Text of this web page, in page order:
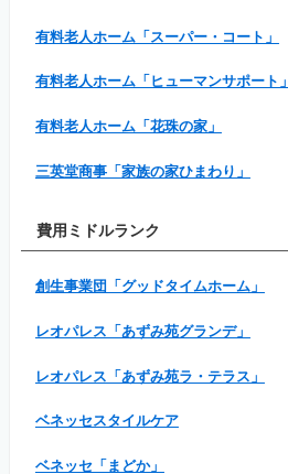
有料老人ホーム「スーパー・コート」
有料老人ホーム「ヒューマンサポート」
有料老人ホーム「花珠の家」
三英堂商事「家族の家ひまわり」
費用ミドルランク
創生事業団「グッドタイムホーム」
レオパレス「あずみ苑グランデ」
レオパレス「あずみ苑ラ・テラス」
ベネッセスタイルケア
ベネッセ「まどか」